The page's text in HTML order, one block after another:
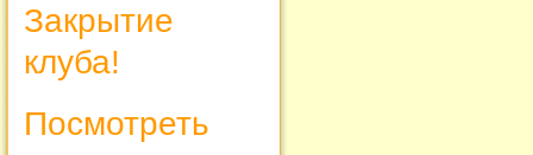
Закрытие
клуба!
Посмотреть